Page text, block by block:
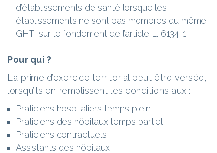
d’établissements de santé lorsque les
établissements ne sont pas membres du même
GHT, sur le fondement de l’article L. 6134-1.
Pour qui ?
La prime d’exercice territorial peut être versée,
lorsqu’ils en remplissent les conditions aux :
Praticiens hospitaliers temps plein
Praticiens des hôpitaux temps partiel
Praticiens contractuels
Assistants des hôpitaux